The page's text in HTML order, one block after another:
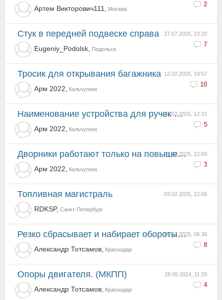
2
Артем Викторович111, Москва
27.07.2025, 23:20
7
Стук в передней подвеске справа
Eugeniy_Podolsk, Подольск
12.02.2025, 19:57
10
тросик для открывания багажника
Арм 2022, Кольчугино
11.02.2025, 12:31
5
Наименование устройства для ручек открывания лючка бензобака и багажника на Киа Спектра в салоне.
Арм 2022, Кольчугино
05.02.2025, 22:59
3
Дворники работают только на повышенной скорости.
Арм 2022, Кольчугино
03.02.2025, 22:08
Топливная магистраль
RDKSP, Санкт-Петербург
06.01.2025, 06:36
8
Резко сбрасывает и набирает обороты. (МКПП)
Александр Тотсамов, Краснодар
28.09.2024, 11:26
4
Опоры двигателя. (МКПП)
Александр Тотсамов, Краснодар